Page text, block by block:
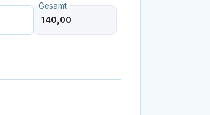
Gesamt